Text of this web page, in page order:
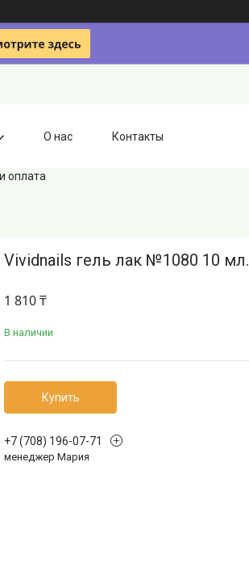
О нас Контакты
оплата
Vividnails гель лак №1080 10 мл.
1 810 ₸
В наличии
Купить
+7 (708) 196-07-71
менеджер Мария